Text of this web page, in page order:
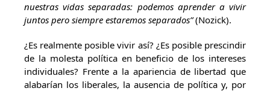
nuestras vidas separadas: podemos aprender a vivir
juntos pero siempre estaremos separados”(Nozick).
¿Es realmente posible vivir así? ¿Es posible prescindir
de la molesta política en beneficio de los intereses
individuales? Frente a la apariencia de libertad que
alabarían los liberales, la ausencia de política y, por